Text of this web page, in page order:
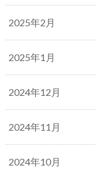
2025年2月
2025年1月
2024年12月
2024年11月
2024年10月